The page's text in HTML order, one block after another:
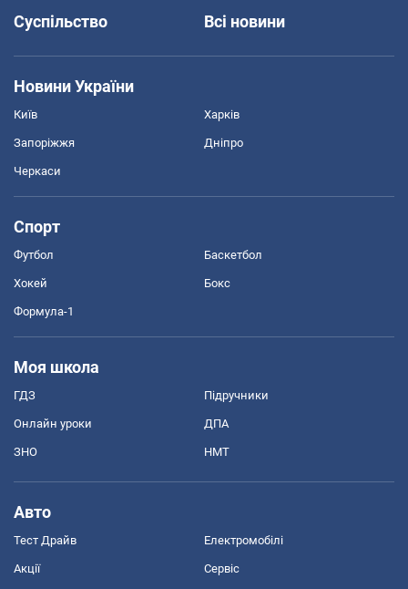
Суспільство
Всі новини
Новини України
Київ Харків
Запоріжжя Дніпро
Черкаси
Спорт
Футбол Баскетбол
Хокей Бокс
Формула-1
Моя школа
ГДЗ Підручники
Онлайн уроки ДПА
ЗНО НМТ
Авто
Тест Драйв Електромобілі
Акції Сервіс